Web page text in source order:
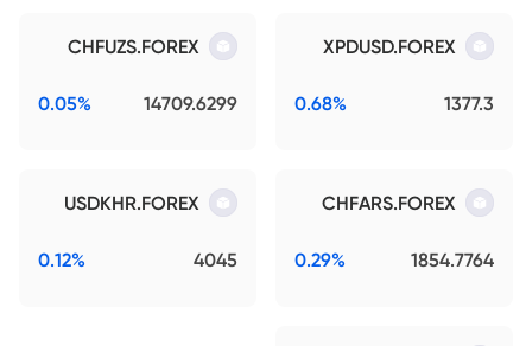
XPDUSD.FOREX
1377.3
0.68%
CHFUZS.FOREX
14709.6299
0.05%
CHFARS.FOREX
1854.7764
0.29%
USDKHR.FOREX
4045
0.12%